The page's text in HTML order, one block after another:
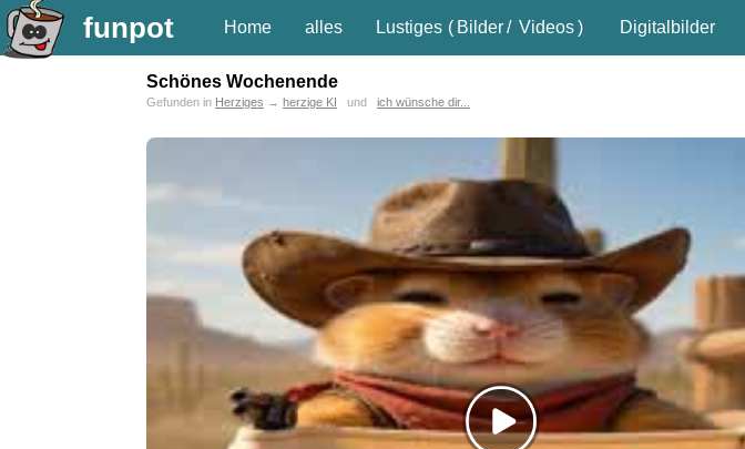
funpot Home alles Lustiges ( Bilder/ Videos) Digitalbilder
Schönes Wochenende
Gefunden in Herziges → herzige KI und ich wünsche dir...